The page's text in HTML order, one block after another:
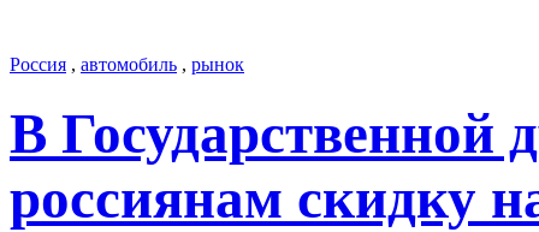
Россия , автомобиль , рынок
В Государственной
россиянам скидку